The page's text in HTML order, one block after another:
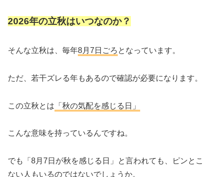
2026年の立秋はいつなのか？
そんな立秋は、毎年8月7日ごろ となっています。
ただ、若干ズレる年もあるので確認が必要になります。
この立秋とは 「秋の気配を感じる日」
こんな意味を持っているんですね。
でも「8月7日が秋を感じる日」と言われても、ピンとこ
ない人もいるのではないでしょうか。